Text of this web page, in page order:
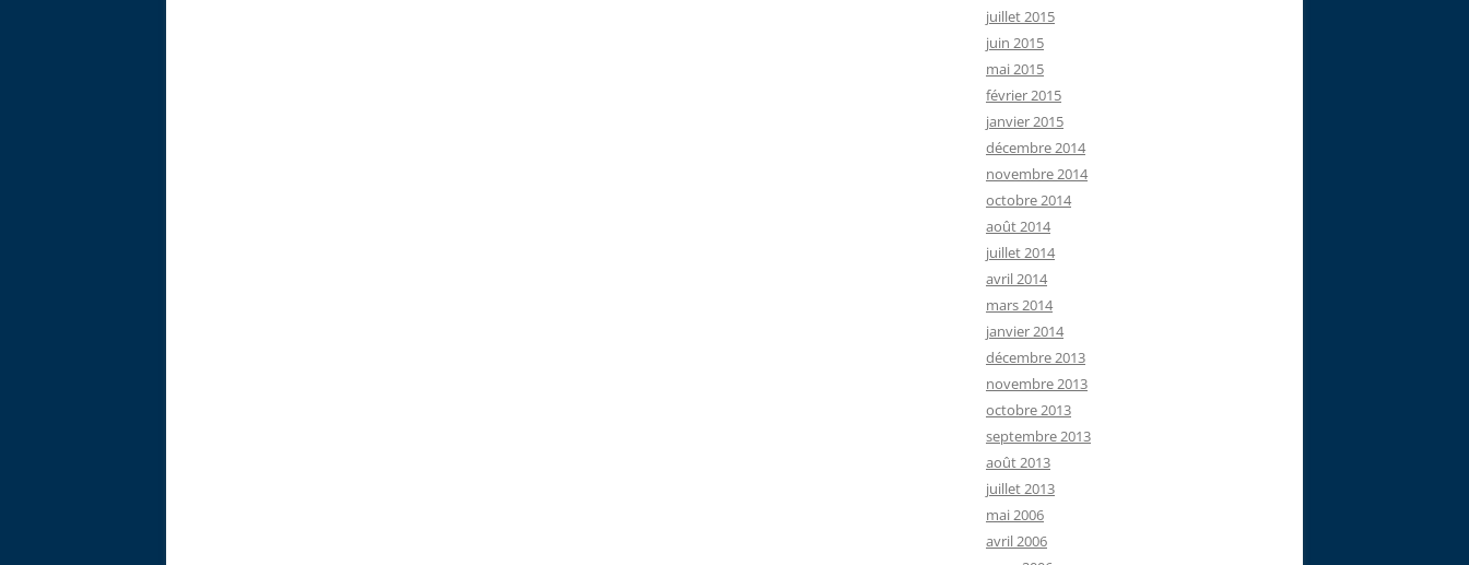
juillet 2015
juin 2015
mai 2015
février 2015
janvier 2015
décembre 2014
novembre 2014
octobre 2014
août 2014
juillet 2014
avril 2014
mars 2014
janvier 2014
décembre 2013
novembre 2013
octobre 2013
septembre 2013
août 2013
juillet 2013
mai 2006
avril 2006